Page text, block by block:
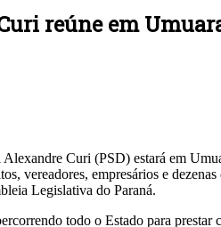
reúne em
Curi (PSD) estará em
vereadores, empresários e
Legislativa do Paraná.
todo o Estado para